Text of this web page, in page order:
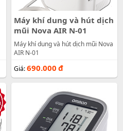
Máy khí dung và hút dịch
mũi Nova AIR N-01
Máy khí dung và hút dịch mũi Nova
AIR N-01
Giá:690.000 đ